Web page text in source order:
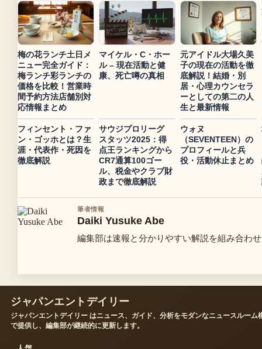
梅の花ランチ土日メ
ニュー完全ガイド：
梅ランチ彩ランチの
価格を比較！営業時
間予約方法店舗別対
応情報まとめ
マイケル・C・ホー
ル – 現在活動と健
康、死亡噂の真相
元アイドル大場久美
子の現在の活動を徹
底解説！結婚・別
居・心理カウンセラ
ーとしての第二の人
生と最新情報
フィンセント・ファ
ン・ゴッホとは？生
涯・代表作・死因を
徹底解説
サウジプロリーグ
スタッツ2025：得
点王ランキングから
CR7通算100ゴー
ル、税金やクラブ財
政まで徹底解説
ウォヌ
（SEVENTEEN）の
プロフィールと兵
役・活動休止まとめ
筆者情報
Daiki Yusuke Abe
編集部は速報と分かりやすい解説を組み合わ
ジャパンエントデイリー
ジャパンエントデイリー はニュース、ガイド、分析をモダンなニュースルーム
で提供し、編集部が継続的に更新します。